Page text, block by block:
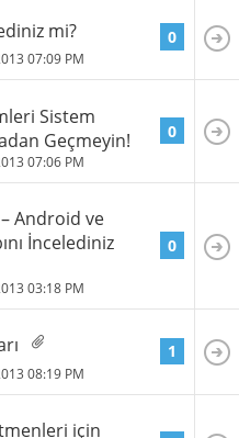
mi?
07:09 PM
0
Sistem
Geçmeyin!
07:06 PM
0
– Android ve
İncelediniz
03:18 PM
0
08:19 PM
1
için